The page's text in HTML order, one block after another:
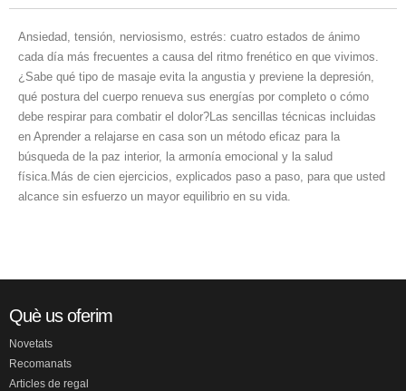
Ansiedad, tensión, nerviosismo, estrés: cuatro estados de ánimo
cada día más frecuentes a causa del ritmo frenético en que vivimos.
¿Sabe qué tipo de masaje evita la angustia y previene la depresión,
qué postura del cuerpo renueva sus energías por completo o cómo
debe respirar para combatir el dolor?Las sencillas técnicas incluidas
en Aprender a relajarse en casa son un método eficaz para la
búsqueda de la paz interior, la armonía emocional y la salud
física.Más de cien ejercicios, explicados paso a paso, para que usted
alcance sin esfuerzo un mayor equilibrio en su vida.
Què us oferim
Novetats
Recomanats
Articles de regal